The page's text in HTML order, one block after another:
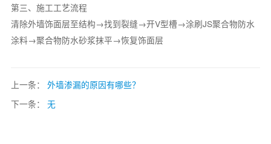
第三、施工工艺流程
清除外墙饰面层至结构→找到裂缝→开V型槽→涂刷JS聚合物防水
涂料→聚合物防水砂浆抹平→恢复饰面层
上一条：
外墙渗漏的原因有哪些？
下一条：
无